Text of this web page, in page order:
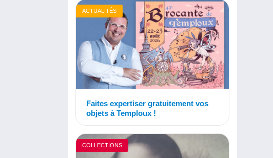
ACTUALITÉS
Faites expertiser gratuitement vos
objets à Temploux !
COLLECTIONS